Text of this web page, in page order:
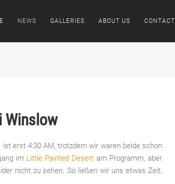
NEWS GALLERIES ABOUT US CONTACT
Winslow
erst 4:30 AM, trotzdem wir waren beide schon
im Little Painted Desert am Programm, aber
nicht zu sehen. So ließen wir uns etwas Zeit,